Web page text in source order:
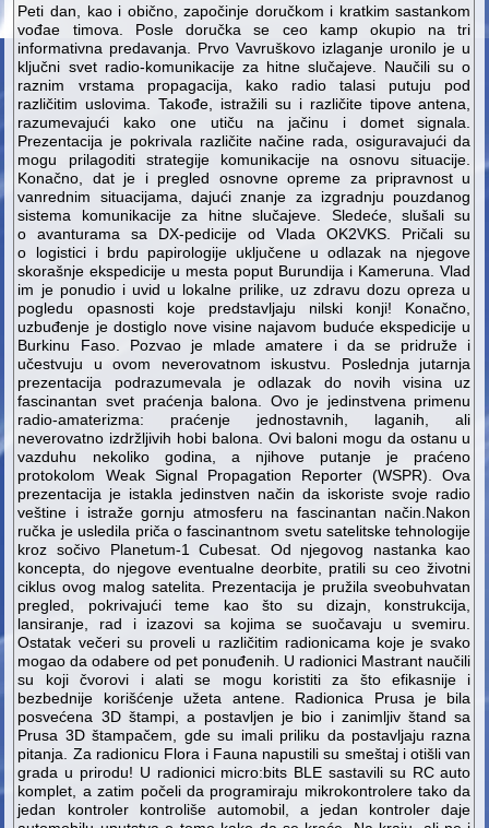
Peti dan, kao i obično, započinje doručkom i kratkim sastankom
vođae timova. Posle doručka se ceo kamp okupio na tri
informativna predavanja. Prvo Vavruškovo izlaganje uronilo je u
ključni svet radio-komunikacije za hitne slučajeve. Naučili su o
raznim vrstama propagacija, kako radio talasi putuju pod
različitim uslovima. Takođe, istražili su i različite tipove antena,
razumevajući kako one utiču na jačinu i domet signala.
Prezentacija je pokrivala različite načine rada, osiguravajući da
mogu prilagoditi strategije komunikacije na osnovu situacije.
Konačno, dat je i pregled osnovne opreme za pripravnost u
vanrednim situacijama, dajući znanje za izgradnju pouzdanog
sistema komunikacije za hitne slučajeve. Sledeće, slušali su
o avanturama sa DX-pedicije od Vlada OK2VKS. Pričali su
o logistici i brdu papirologije uključene u odlazak na njegove
skorašnje ekspedicije u mesta poput Burundija i Kameruna. Vlad
im je ponudio i uvid u lokalne prilike, uz zdravu dozu opreza u
pogledu opasnosti koje predstavljaju nilski konji! Konačno,
uzbuđenje je dostiglo nove visine najavom buduće ekspedicije u
Burkinu Faso. Pozvao je mlade amatere i da se pridruže i
učestvuju u ovom neverovatnom iskustvu. Poslednja jutarnja
prezentacija podrazumevala je odlazak do novih visina uz
fascinantan svet praćenja balona. Ovo je jedinstvena primenu
radio-amaterizma: praćenje jednostavnih, laganih, ali
neverovatno izdržljivih hobi balona. Ovi baloni mogu da ostanu u
vazduhu nekoliko godina, a njihove putanje je praćeno
protokolom Weak Signal Propagation Reporter (WSPR). Ova
prezentacija je istakla jedinstven način da iskoriste svoje radio
veštine i istraže gornju atmosferu na fascinantan način.Nakon
ručka je usledila priča o fascinantnom svetu satelitske tehnologije
kroz sočivo Planetum-1 Cubesat. Od njegovog nastanka kao
koncepta, do njegove eventualne deorbite, pratili su ceo životni
ciklus ovog malog satelita. Prezentacija je pružila sveobuhvatan
pregled, pokrivajući teme kao što su dizajn, konstrukcija,
lansiranje, rad i izazovi sa kojima se suočavaju u svemiru.
Ostatak večeri su proveli u različitim radionicama koje je svako
mogao da odabere od pet ponuđenih. U radionici Mastrant naučili
su koji čvorovi i alati se mogu koristiti za što efikasnije i
bezbednije korišćenje užeta antene. Radionica Prusa je bila
posvećena 3D štampi, a postavljen je bio i zanimljiv štand sa
Prusa 3D štampačem, gde su imali priliku da postavljaju razna
pitanja. Za radionicu Flora i Fauna napustili su smeštaj i otišli ​​van
grada u prirodu! U radionici micro:bits BLE sastavili su RC auto
komplet, a zatim počeli da programiraju mikrokontrolere tako da
jedan kontroler kontroliše automobil, a jedan kontroler daje